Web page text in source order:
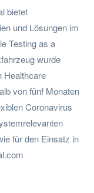
bietet
und Lösungen im
Testing as a
wurde
Healthcare
von fünf Monaten
Coronavirus
für den Einsatz in